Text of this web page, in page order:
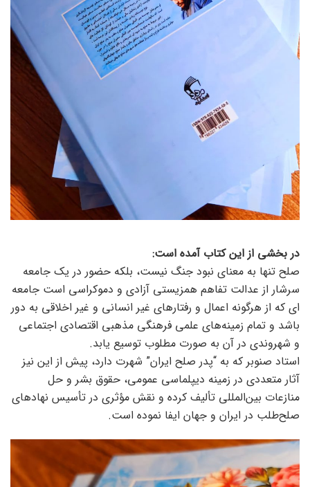
در بخشی از این کتاب آمده است:
صلح تنها به معنای نبود جنگ نیست، بلکه حضور در یک جامعه
سرشار از عدالت تفاهم همزیستی آزادی و دموکراسی است جامعه
ای که از هرگونه اعمال و رفتار‌های غیر انسانی و غیر اخلاقی به دور
باشد و تمام زمینه‌های علمی فرهنگی مذهبی اقتصادی اجتماعی
و شهروندی در آن به صورت مطلوب توسیع یابد.
استاد صنوبر که به “پدر صلح ایران” شهرت دارد، پیش از این نیز
آثار متعددی در زمینه دیپلماسی عمومی، حقوق بشر و حل
منازعات بین‌المللی تألیف کرده و نقش مؤثری در تأسیس نهادهای
صلح‌طلب در ایران و جهان ایفا نموده است.